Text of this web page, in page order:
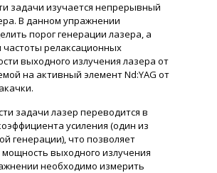
задачи изучается непрерывный
В данном упражнении
порог генерации лазера, а
частоты релаксационных
выходного излучения лазера от
на активный элемент Nd:YAG от
задачи лазер переводится в
усиления (один из
генерации), что позволяет
выходного излучения
необходимо измерить